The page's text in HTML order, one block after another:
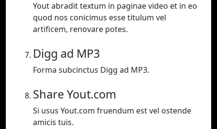
Yout abradit textum in paginae video et in eo
quod nos conicimus esse titulum vel
artificem, renovare potes.
Digg ad MP3
Forma subcinctus Digg ad MP3.
Share Yout.com
Si usus Yout.com fruendum est vel ostende
amicis tuis.